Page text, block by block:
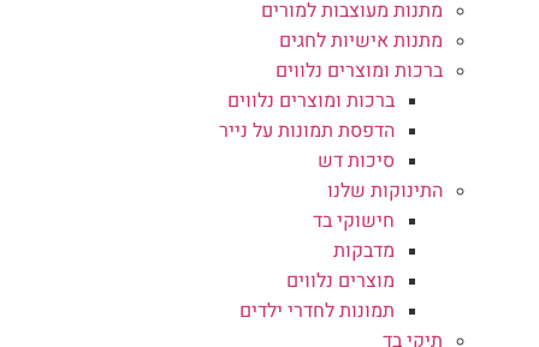
מתנות מעוצבות למורים
מתנות אישיות לחגים
ברכות ומוצרים נלווים
ברכות ומוצרים נלווים
הדפסת תמונות על נייר
סיכות דש
התינוקות שלנו
חישוקי בד
מדבקות
מוצרים נלווים
תמונות לחדרי ילדים
תיקי בד